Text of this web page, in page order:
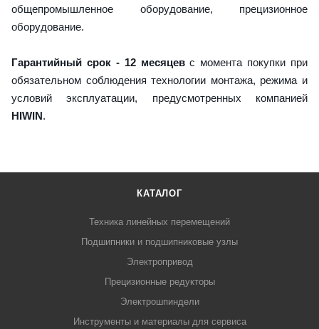
общепромышленное оборудование, прецизионное
оборудование.
Гарантийный срок - 12 месяцевс момента покупки при
обязательном соблюдения технологии монтажа, режима и
условий эксплуатации, предусмотренных компанией
HIWIN.
КАТАЛОГ
Техника линейных перемещений
Подшипники и подшипниковые узлы
Электропривод
Прецизионные редукторы
Электрошпиндели
Инструменты и материалы для сервиса